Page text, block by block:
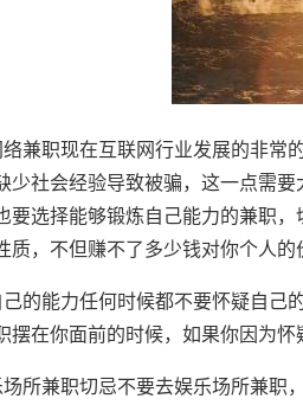
兼职现在互联网行业发展的非常
少社会经验导致被骗，这一点需
要选择能够锻炼自己能力的兼职
质，不但赚不了多少钱对你个人的
的能力任何时候都不要怀疑自己
摆在你面前的时候，如果你因为
所兼职切忌不要去娱乐场所兼职